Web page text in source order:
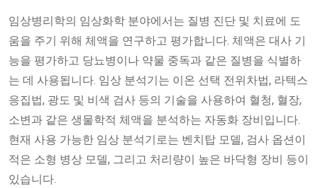
임상병리학의 임상화학 분야에서는 질병 진단 및 치료에 도
움을 주기 위해 체액을 연구하고 평가합니다. 체액은 대사 기
능을 평가하고 당뇨병이나 약물 중독과 같은 질병을 식별하
는 데 사용됩니다. 임상 분석기는 이온 선택 전위차법, 라텍스
응집법, 광도 및 비색 검사 등의 기술을 사용하여 혈청, 혈장,
소변과 같은 생물학적 체액을 분석하는 자동화 장비입니다.
현재 사용 가능한 임상 분석기로는 벤치탑 모델, 검사 옵션이
적은 소형 병상 모델, 그리고 처리량이 높은 바닥형 장비 등이
있습니다.